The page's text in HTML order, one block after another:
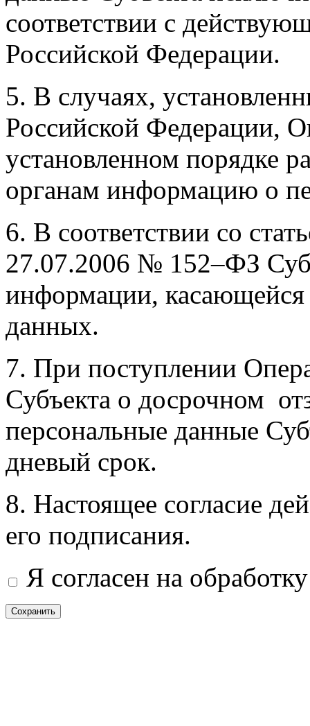
соответствии с
Российской Федерации.
5. В случаях,
Российской Федерации,
установленном порядке
органам информацию о
6. В соответствии со
27.07.2006 № 152–ФЗ
информации, касающейся
данных.
7. При поступлении
Субъекта о досрочном
персональные данные
дневый срок.
8. Настоящее согласие
его подписания.
Я согласен на